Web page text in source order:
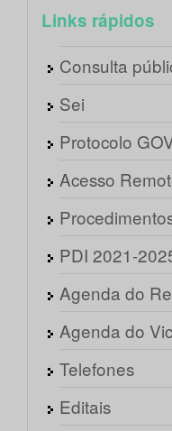
Links rápidos
Consulta
Sei
Protocolo
Acesso
PDI 2021-
Agenda do
Agenda do
Telefones
Editais